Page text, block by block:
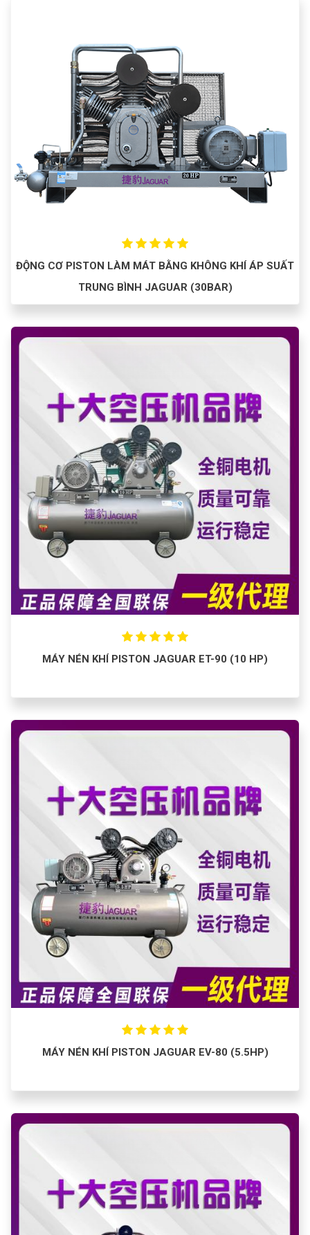
ĐỘNG CƠ PISTON LÀM MÁT BẰNG KHÔNG KHÍ ÁP SUẤT
TRUNG BÌNH JAGUAR (30BAR)
MÁY NÉN KHÍ PISTON JAGUAR ET-90 (10 HP)
MÁY NÉN KHÍ PISTON JAGUAR EV-80 (5.5HP)